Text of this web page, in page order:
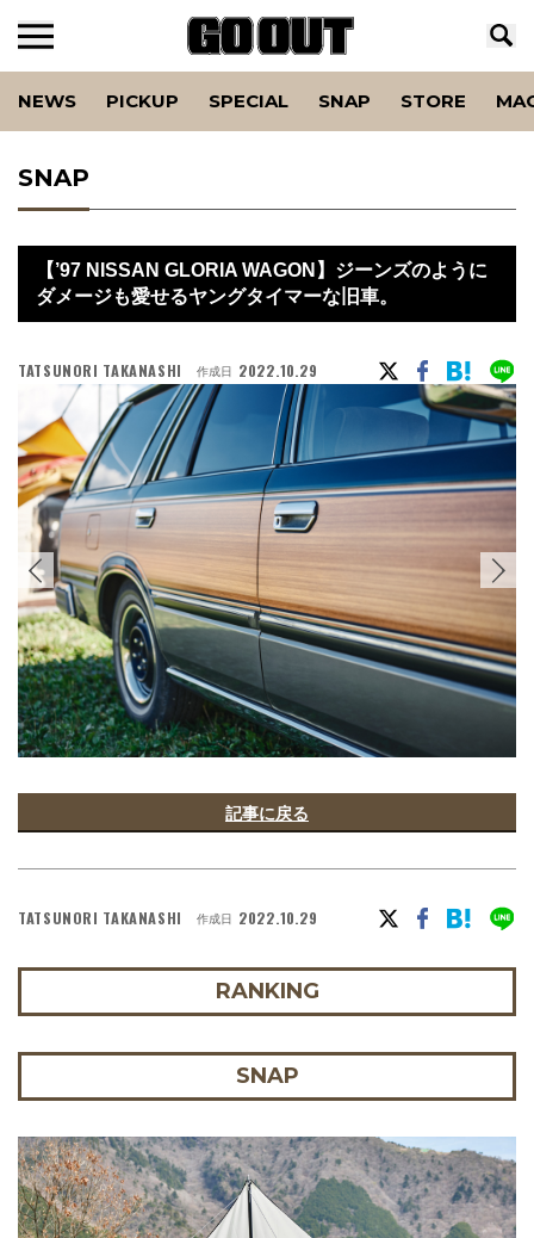
NEWS PICKUP SPECIAL SNAP STORE
SNAP
【’97 NISSAN GLORIA WAGON】ジーンズのように
ダメージも愛せるヤングタイマーな旧車。
TATSUNORI TAKANASHI 作成日 2022.10.29
記事に戻る
TATSUNORI TAKANASHI 作成日 2022.10.29
RANKING
SNAP